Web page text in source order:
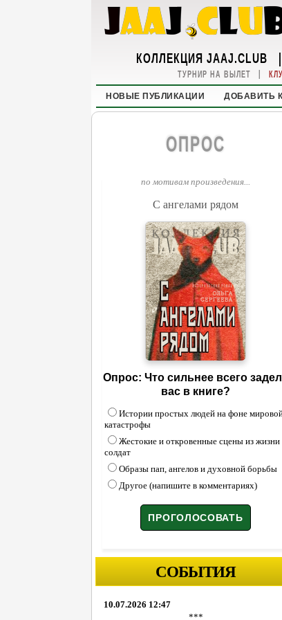
КОЛЛЕКЦИЯ JAAJ.CLUB |
ТУРНИР НА ВЫЛЕТ |
НОВЫЕ ПУБЛИКАЦИИ ДОБАВИТЬ
ОПРОС
по мотивам произведения...
С ангелами рядом
Опрос: Что сильнее всего
вас в книге?
Истории простых людей на фоне
катастрофы
Жестокие и откровенные сцены из жизни
солдат
Образы пап, ангелов и духовной борьбы
Другое (напишите в комментариях)
СОБЫТИЯ
10.07.2026 12:47
***